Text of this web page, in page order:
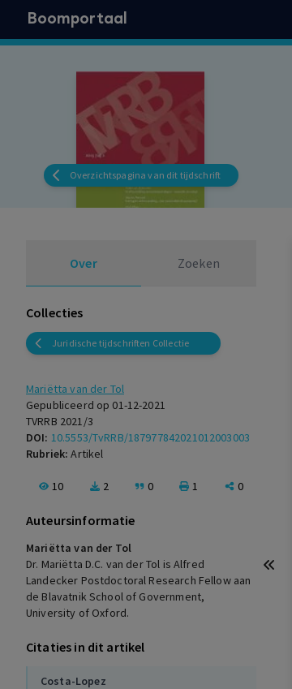
Boomportaal
Overzichtspagina van dit tijdschrift
Over Zoeken
Collecties
Juridische tijdschriften Collectie
Mariëtta van der Tol
Gepubliceerd op 01-12-2021
TVRRB 2021/3
DOI: 10.5553/TvRRB/187977842021012003003
Rubriek:Artikel
10 2 0 1 0
Auteursinformatie
Mariëtta van der Tol
Dr. Mariëtta D.C. van der Tol is Alfred
Landecker Postdoctoral Research Fellow aan
de Blavatnik School of Government,
University of Oxford.
Citaties in dit artikel
Costa-Lopez